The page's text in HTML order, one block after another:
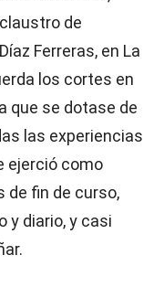
de
Ferreras, en La
los cortes en
que se dotase de
las experiencias
ejerció como
de fin de curso,
y diario, y casi